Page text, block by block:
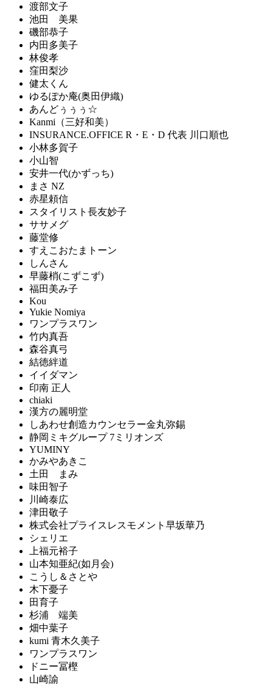
渡部文子
池田 美果
磯部恭子
内田多美子
林俊孝
窪田梨沙
健太くん
ゆるぽか庵(奥田伊織)
あんどぅぅぅ☆
Kanmi（三好和美）
INSURANCE.OFFICE R・E・D 代表 川口順也
小林多賀子
小山智
安井一代(かずっち)
まさ NZ
赤星頼信
スタイリスト長友妙子
ササメグ
藤堂修
すえこおたまトーン
しんさん
早藤梢(こずこず)
福田美み子
Kou
Yukie Nomiya
ワンプラスワン
竹内真吾
森谷真弓
結徳絆道
イイダマン
印南 正人
chiaki
漢方の麗明堂
しあわせ創造カウンセラー金丸弥錫
静岡ミキグループ 7ミリオンズ
YUMINY
かみやあきこ
土田 まみ
味田智子
川崎泰広
津田敬子
株式会社プライスレスモメント早坂華乃
シェリエ
上福元裕子
山本知亜紀(如月会)
こうし＆さとや
木下憂子
田育子
杉浦 端美
畑中葉子
kumi 青木久美子
ワンプラスワン
ドニー冨樫
山崎諭